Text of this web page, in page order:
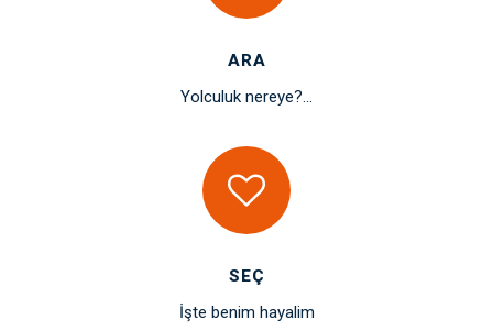
ARA
Yolculuk nereye?...
SEÇ
İşte benim hayalim